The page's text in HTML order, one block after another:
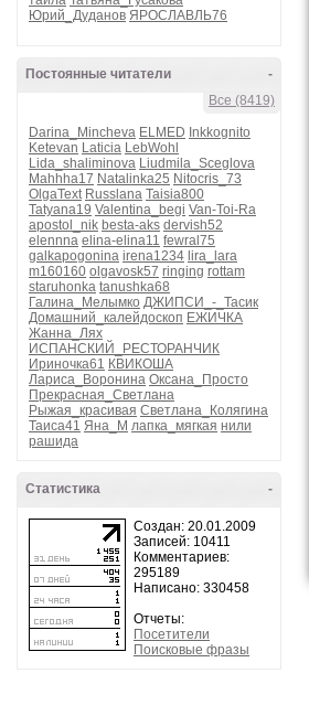
Юрий_Дуданов ЯРОСЛАВЛЬ76
-
Постоянные читатели
Все (8419)
Darina_Mincheva ELMED Inkkognito
Ketevan Laticia LebWohl
Lida_shaliminova Liudmila_Sceglova
Mahhha17 Natalinka25 Nitocris_73
OlgaText Russlana Taisia800
Tatyana19 Valentina_begi Van-Toi-Ra
apostol_nik besta-aks dervish52
elennna elina-elina11 fewral75
galkapogonina irena1234 lira_lara
m160160 olgavosk57 ringing rottam
staruhonka tanushka68
Галина_Мелымко ДЖИПСИ_-_Тасик
Домашний_калейдоскоп ЕЖИЧКА
Жанна_Лях
ИСПАНСКИЙ_РЕСТОРАНЧИК
Ириночка61 КВИКОША
Лариса_Воронина Оксана_Просто
Прекрасная_Светлана
Рыжая_красивая Светлана_Колягина
Таиса41 Яна_М лапка_мягкая нили
рашида
-
Статистика
Создан: 20.01.2009
Записей: 10411
Комментариев:
295189
Написано: 330458
Отчеты:
Посетители
Поисковые фразы